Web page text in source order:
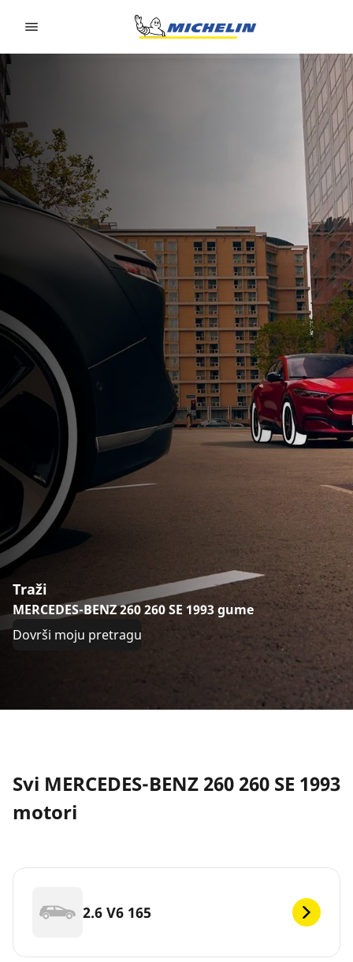
Traži
MERCEDES-BENZ 260 260 SE 1993 gume
Dovrši moju pretragu
Svi MERCEDES-BENZ 260 260 SE 1993
motori
2.6 V6 165